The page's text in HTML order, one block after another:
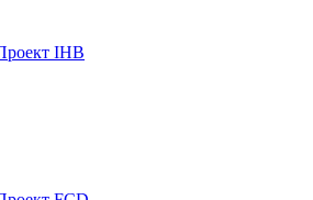
IHB